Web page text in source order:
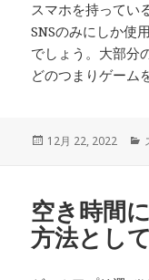
スマホを持ってい
SNSのみにしか使
でしょう。大部分
どのつまりゲーム
投
12月 22, 2022
空き時間
方法とし